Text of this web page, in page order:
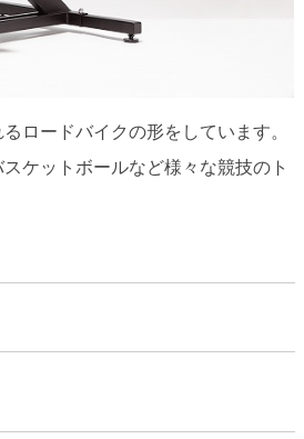
ロードバイクの形をしています。
ケットボールなど様々な競技のト